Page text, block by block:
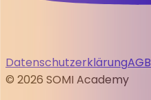
DatenschutzerklärungAGB
© 2026 SOMI Academy